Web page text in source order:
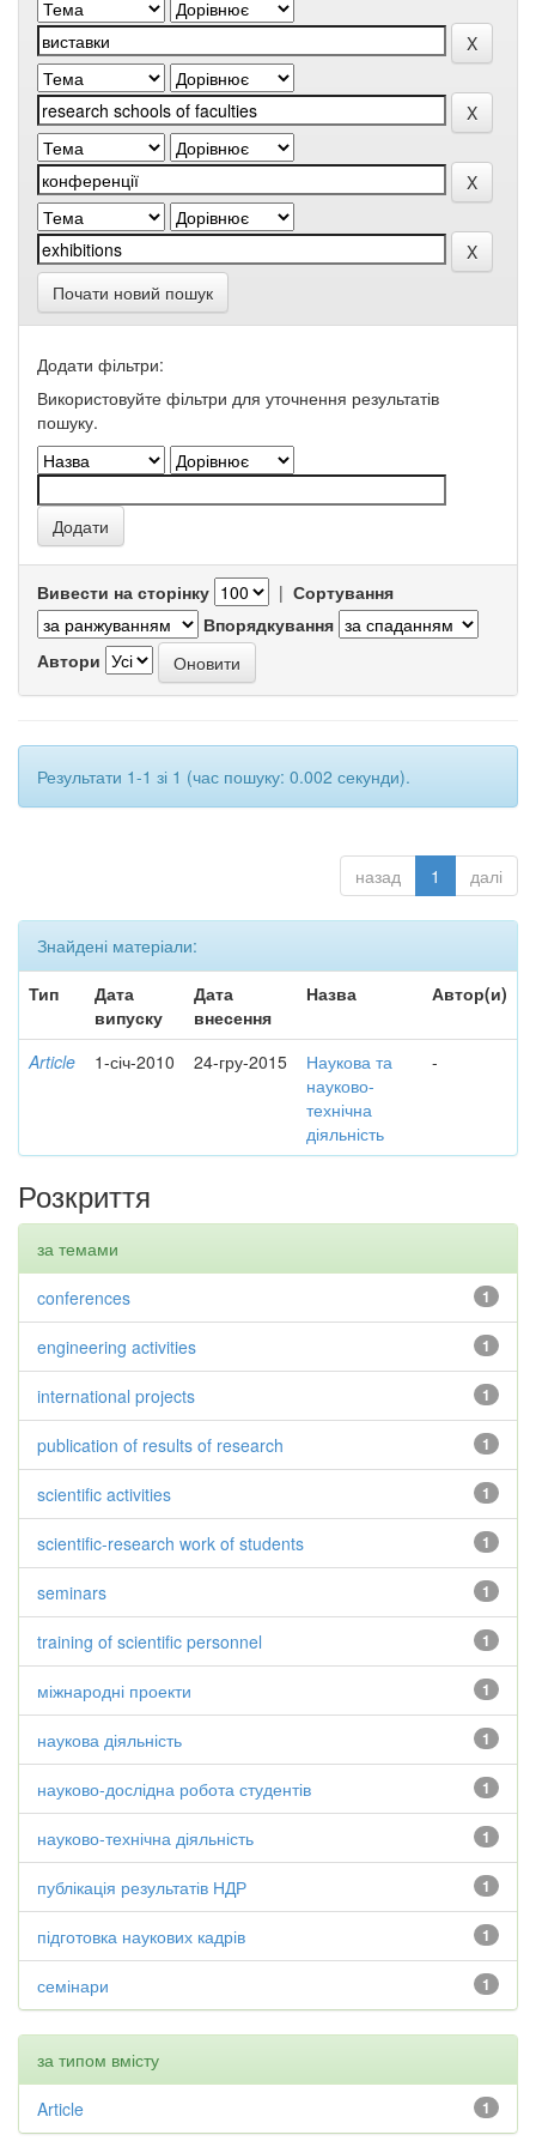
Почати новий пошук
Додати фільтри:
Використовуйте фільтри для уточнення результатів
пошуку.
Вивести на сторінку | Сортування
Впорядкування
Автори
Результати 1-1 зі 1 (час пошуку: 0.002 секунди).
назад 1 далі
Знайдені матеріали:
Тип
Дата
випуску
Дата
внесення
Назва Автор(и)
Article 1-січ-2010 24-гру-2015
Наукова та
науково-
технічна
діяльність
-
Розкриття
за темами
1
conferences
1
engineering activities
1
international projects
1
publication of results of research
1
scientific activities
1
scientific-research work of students
1
seminars
1
training of scientific personnel
1
міжнародні проекти
1
наукова діяльність
1
науково-дослідна робота студентів
1
науково-технічна діяльність
1
публікація результатів НДР
1
підготовка наукових кадрів
1
семінари
за типом вмісту
1
Article